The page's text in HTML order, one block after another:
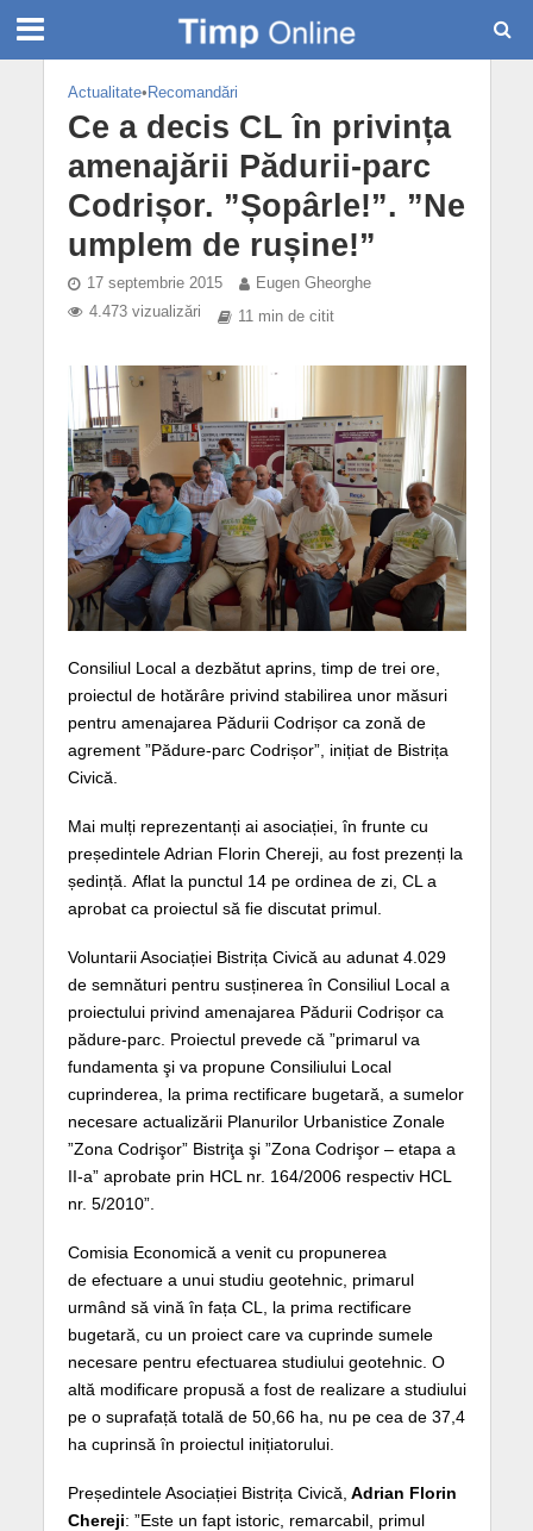
Actualitate• Recomandări
Ce a decis CL în privința
amenajării Pădurii-parc
Codrișor. ”Șopârle!”. ”Ne
umplem de rușine!”
17 septembrie 2015
Eugen Gheorghe
4.473 vizualizări
11 min de citit
Consiliul Local a dezbătut aprins, timp de trei ore,
proiectul de hotărâre privind stabilirea unor măsuri
pentru amenajarea Pădurii Codrișor ca zonă de
agrement ”Pădure-parc Codrișor”, inițiat de Bistrița
Civică.
Mai mulți reprezentanți ai asociației, în frunte cu
președintele Adrian Florin Chereji, au fost prezenți la
ședință. Aflat la punctul 14 pe ordinea de zi, CL a
aprobat ca proiectul să fie discutat primul.
Voluntarii Asociației Bistrița Civică au adunat 4.029
de semnături pentru susținerea în Consiliul Local a
proiectului privind amenajarea Pădurii Codrișor ca
pădure-parc. Proiectul prevede că ”primarul va
fundamenta şi va propune Consiliului Local
cuprinderea, la prima rectificare bugetară, a sumelor
necesare actualizării Planurilor Urbanistice Zonale
”Zona Codrişor” Bistriţa şi ”Zona Codrişor – etapa a
II-a” aprobate prin HCL nr. 164/2006 respectiv HCL
nr. 5/2010”.
Comisia Economică a venit cu propunerea
de efectuare a unui studiu geotehnic, primarul
urmând să vină în fața CL, la prima rectificare
bugetară, cu un proiect care va cuprinde sumele
necesare pentru efectuarea studiului geotehnic. O
altă modificare propusă a fost de realizare a studiului
pe o suprafață totală de 50,66 ha, nu pe cea de 37,4
ha cuprinsă în proiectul inițiatorului.
Președintele Asociației Bistrița Civică, Adrian Florin
Chereji: ”Este un fapt istoric, remarcabil, primul